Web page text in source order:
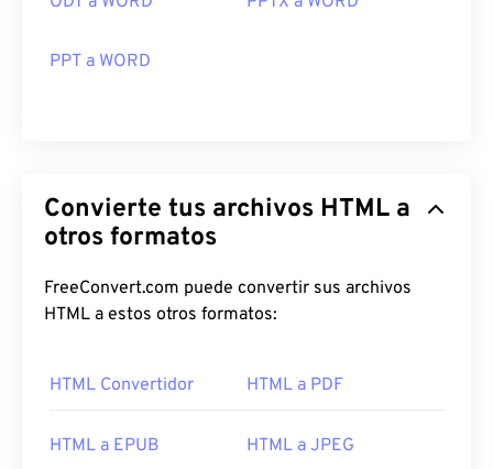
PPT a WORD
Convierte tus archivos HTML a
otros formatos
FreeConvert.com puede convertir sus archivos
HTML a estos otros formatos:
HTML Convertidor HTML a PDF
HTML a EPUB HTML a JPEG